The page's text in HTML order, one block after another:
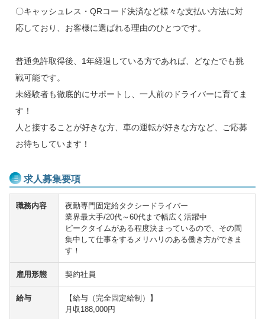
〇キャッシュレス・QRコード決済など様々な支払い方法に対
応しており、お客様に選ばれる理由のひとつです。
普通免許取得後、1年経過している方であれば、どなたでも挑
戦可能です。
未経験者も徹底的にサポートし、一人前のドライバーに育てま
す！
人と接することが好きな方、車の運転が好きな方など、ご応募
お待ちしています！
求人募集要項
職務内容
夜勤専門固定給タクシードライバー
業界最大手/20代～60代まで幅広く活躍中
ピークタイムがある程度決まっているので、その間
集中して仕事をするメリハリのある働き方ができま
す！
雇用形態 契約社員
給与
【給与（完全固定給制）】
月収188,000円